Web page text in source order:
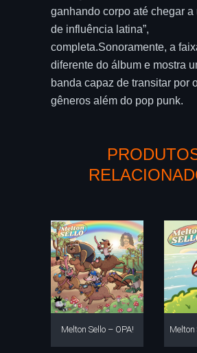
ganhando corpo até chegar a
de influência latina”,
completa.Sonoramente, a
diferente do álbum e mostra
banda capaz de transitar por
gêneros além do pop punk.
Melton Sello – OPA! Melton